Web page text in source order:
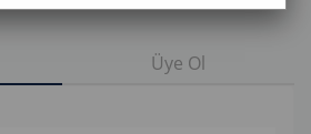
Üye Ol